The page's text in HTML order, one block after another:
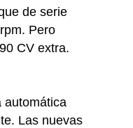
de serie
Pero
CV extra.
automática
Las nuevas